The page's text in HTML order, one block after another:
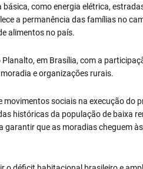
como energia elétrica,
a permanência das famílias no
alimentos no país.
em Brasília, com a
e organizações rurais.
sociais na execução do
históricas da população de baixa
que as moradias cheguem